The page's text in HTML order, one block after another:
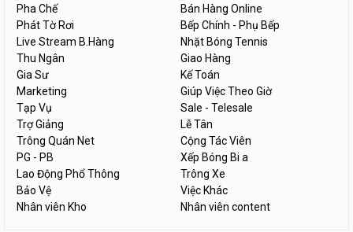
Pha Chế
Bán Hàng Online
Phát Tờ Rơi
Bếp Chính - Phụ Bếp
Live Stream B.Hàng
Nhặt Bóng Tennis
Thu Ngân
Giao Hàng
Gia Sư
Kế Toán
Marketing
Giúp Việc Theo Giờ
Tạp Vụ
Sale - Telesale
Trợ Giảng
Lễ Tân
Trông Quán Net
Cộng Tác Viên
PG - PB
Xếp Bóng Bi a
Lao Động Phổ Thông
Trông Xe
Bảo Vệ
Việc Khác
Nhân viên Kho
Nhân viên content